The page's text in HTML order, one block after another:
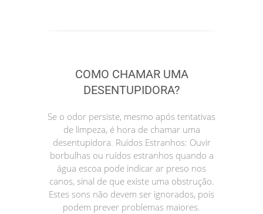
COMO CHAMAR UMA
DESENTUPIDORA?
Se o odor persiste, mesmo após tentativas
de limpeza, é hora de chamar uma
desentupidora. Ruídos Estranhos: Ouvir
borbulhas ou ruídos estranhos quando a
água escoa pode indicar ar preso nos
canos, sinal de que existe uma obstrução.
Estes sons não devem ser ignorados, pois
podem prever problemas maiores.